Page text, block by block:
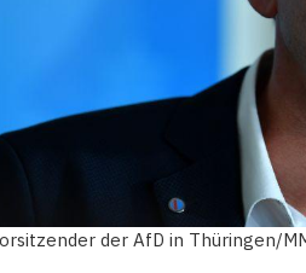
der AfD in Thüringen/